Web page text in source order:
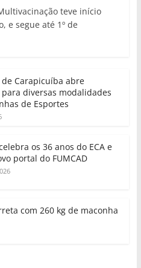
teve início
e segue até 1º de
Carapicuíba abre
diversas modalidades
de Esportes
os 36 anos do ECA e
portal do FUMCAD
com 260 kg de maconha